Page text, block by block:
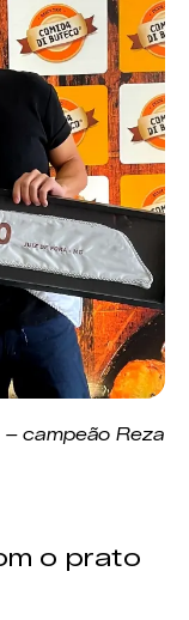
campeão Reza
o prato